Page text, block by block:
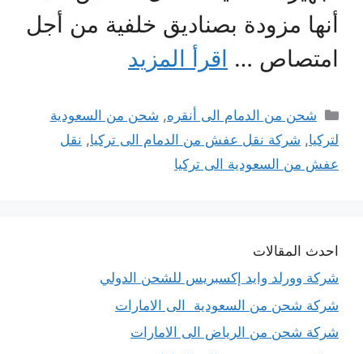
أنها مزودة بصناديق خلفية من أجل
امتصاص … اقرأ المزيد
التصنيفات
شحن من الدمام الى أنقره, شحن من السعودية
لتركيا, شركة نقل عفش من الدمام الى تركيا, نقل
عفش من السعودية الى تركيا
احدث المقالات
شركة وورلد وايد إكسبريس للشحن الدولي
شركة شحن من السعودية الى الامارات
شركة شحن من الرياض الى الامارات